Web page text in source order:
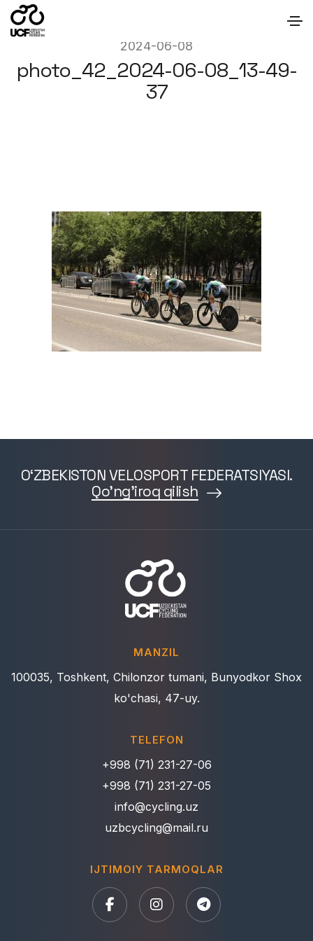
2024-06-08
photo_42_2024-06-08_13-49-
37
O‘ZBEKISTON VELOSPORT FEDERATSIYASI.
Qo'ng'iroq qilish
MANZIL
100035, Toshkent, Chilonzor tumani, Bunyodkor Shox
ko'chasi, 47-uy.
TELEFON
+998 (71) 231-27-06
+998 (71) 231-27-05
info@cycling.uz
uzbcycling@mail.ru
IJTIMOIY TARMOQLAR